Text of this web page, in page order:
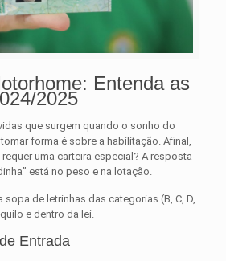
Entenda as
2025
que surgem quando o sonho do
forma é sobre a habilitação. Afinal,
uma carteira especial? A resposta
está no peso e na lotação.
de letrinhas das categorias (B, C, D,
e dentro da lei.
Entrada